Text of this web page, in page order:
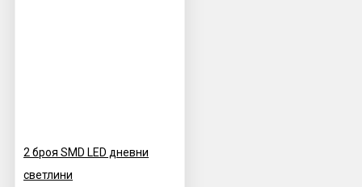
2 броя SMD LED дневни
светлини